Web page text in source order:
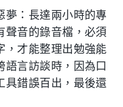
夢：長達兩小時的專
聲音的錄音檔，必須
，才能整理出勉強能
語言訪談時，因為口
具錯誤百出，最後還